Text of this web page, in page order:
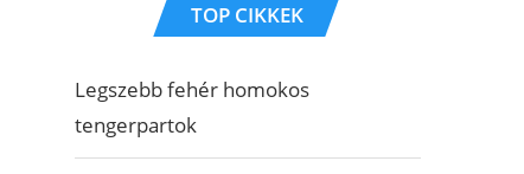
TOP CIKKEK
Legszebb fehér homokos
tengerpartok